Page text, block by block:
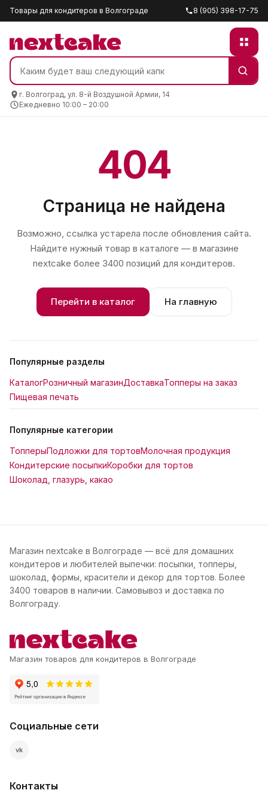
Товары для кондитеров в Волгограде 8 (905) 398-17-75
г. Волгоград, ул. 8-й Воздушной Армии, 14
Ежедневно 10:00 – 20:00
404
Страница не найдена
Возможно, ссылка устарела после обновления сайта.
Найдите нужный товар в каталоге — в магазине
nextcake более 3400 позиций для кондитеров.
Перейти в каталог На главную
Популярные разделы
КаталогРозничный магазинДоставкаТопперы на заказ
Пищевая печать
Популярные категории
ТопперыПодложки для тортовМолочная продукция
Кондитерские посыпкиКоробки для тортов
Шоколад, глазурь, какао
Магазин nextcake в Волгограде — всё для домашних
кондитеров и любителей выпечки: посыпки, топперы,
шоколад, формы, красители и декор для тортов. Более
3400 товаров в наличии. Самовывоз и доставка по
Волгограду.
Магазин товаров для кондитеров в Волгограде
Социальные сети
vk
Контакты